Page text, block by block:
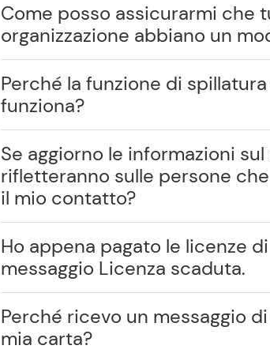
Come posso assicurarmi che
organizzazione abbiano un
Perché la funzione di
funziona?
Se aggiorno le informazioni
rifletteranno sulle persone
il mio contatto?
Ho appena pagato le licenze
messaggio Licenza scaduta.
Perché ricevo un messaggio
mia carta?